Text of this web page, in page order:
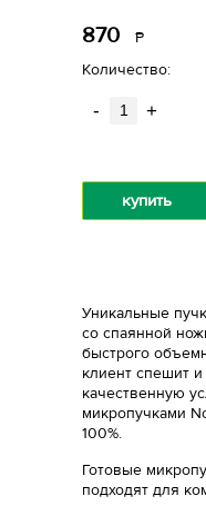
870 Р
Количество:
- +
купить
Уникальные
со спаянной
быстрого
клиент спешит
качественную
микропучками
100%.
Готовые
подходят для